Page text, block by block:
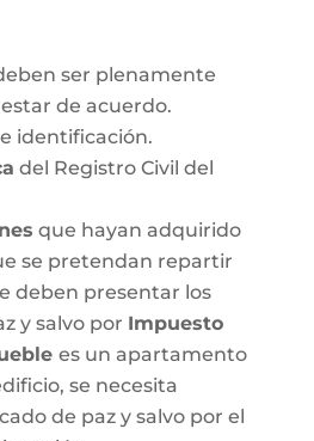
ser plenamente
de acuerdo.
identificación.
del Registro Civil del
que hayan adquirido
se pretendan repartir
deben presentar los
y salvo por Impuesto
es un apartamento
se necesita
de paz y salvo por el